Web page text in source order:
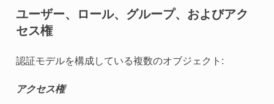
ユーザー、ロール、グループ、およびアク
セス権
認証モデルを構成している複数のオブジェクト:
アクセス権